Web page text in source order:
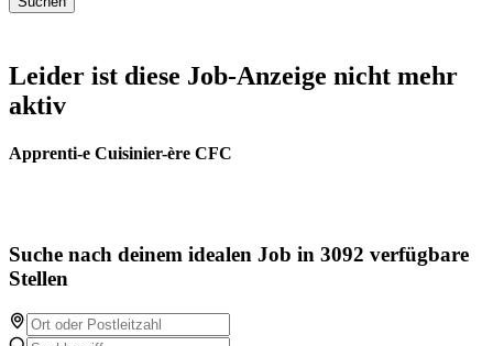
Leider ist diese Job-Anzeige nicht mehr
aktiv
Apprenti-e Cuisinier-ère CFC
Suche nach deinem idealen Job in 3092 verfügbare
Stellen